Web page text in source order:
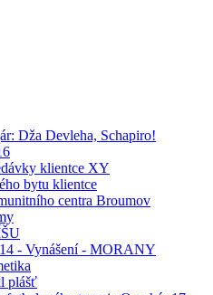
Dža Devleha, Schapiro!
klientce XY
bytu klientce
centra Broumov
- Vynášení - MORANY
plášť